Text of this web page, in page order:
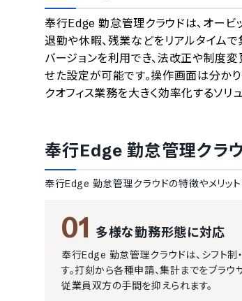
奉行Edge 勤怠管理クラウドは、オービ
退勤や休暇、残業などをリアルタイムで
バージョンを利用でき、法改正や制度
せた設定が可能です。操作画面は分か
クオフィス業務を大きく効率化するソリュ
奉行Edge 勤怠管理クラ
奉行Edge 勤怠管理クラウドの特徴やメリッ
01 多様な勤務形態に対応
奉行Edge 勤怠管理クラウドは、シフト制
す。打刻から各種申請、集計までをブラ
従業員双方の手間を抑えられます。